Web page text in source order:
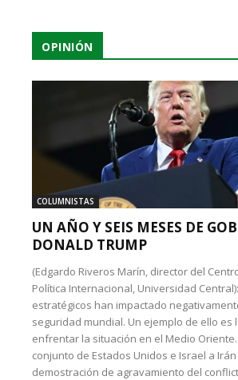
OPINIÓN
COLUMNISTAS
UN AÑO Y SEIS MESES DE
DONALD TRUMP
(Edgardo Riveros Marín, director del
Política Internacional, Universidad
estratégicos han impactado
seguridad mundial. Un ejemplo de ello es
enfrentar la situación en el Medio
conjunto de Estados Unidos e Israel a
demostración de agravamiento del